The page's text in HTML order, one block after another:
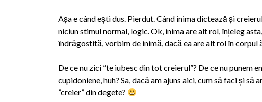
Așa e când ești dus. Pierdut. Când inima dictează și
niciun stimul normal, logic. Ok, inima are alt rol, înțeleg
îndrăgostită, vorbim de inimă, dacă ea are alt rol în corpul
De ce nu zici ”te iubesc din tot creierul”? De ce nu punem
cupidoniene, huh? Sa, dacă am ajuns aici, cum să faci și
”creier” din degete?